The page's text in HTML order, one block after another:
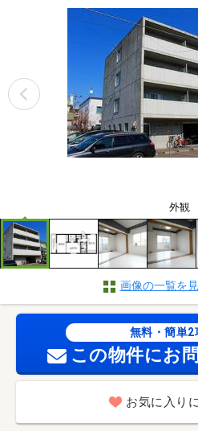
外観
画像の一覧を
無料・簡単2
この物件にお
お気に入り